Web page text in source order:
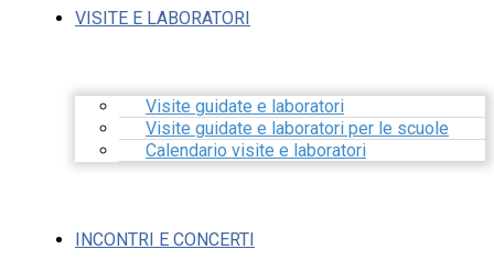
VISITE E LABORATORI
Visite guidate e laboratori
Visite guidate e laboratori per le scuole
Calendario visite e laboratori
INCONTRI E CONCERTI